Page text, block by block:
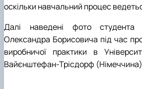
оскільки навчальний процес
Далі наведені фото студента
Олександра Борисовича під час
виробничої практики в
Вайєнштефан-Трісдорф